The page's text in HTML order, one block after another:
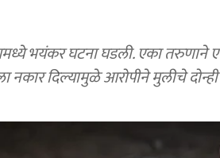
भयंकर घटना घडली. एका तरुणाने
दिल्यामुळे आरोपीने मुलीचे